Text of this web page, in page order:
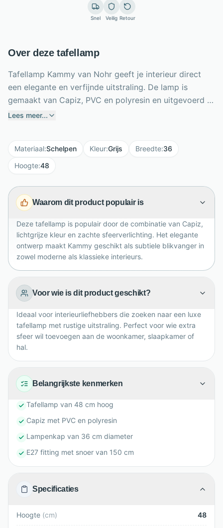
Snel Veilig Retour
Over deze tafellamp
Tafellamp Kammy van Nohr geeft je interieur direct
een elegante en verfijnde uitstraling. De lamp is
gemaakt van Capiz, PVC en polyresin en uitgevoerd in
een rustige lichtgrijze kleur. Met een hoogte van 48
ladekast. De kap verspreidt een zachte, uitnodigende
gloed die perfect past in de woon- of slaapkamer.
gewenste lichtbron. Het snoer van 150 cm maakt
plaatsen flexibel, terwijl de luxe materialen zorgen
Lees meer...
Materiaal:Schelpen Kleur:Grijs Breedte:36
Hoogte:48
Waarom dit product populair is
Deze tafellamp is populair door de combinatie van Capiz,
lichtgrijze kleur en zachte sfeerverlichting. Het elegante
ontwerp maakt Kammy geschikt als subtiele blikvanger in
zowel moderne als klassieke interieurs.
Voor wie is dit product geschikt?
Ideaal voor interieurliefhebbers die zoeken naar een luxe
tafellamp met rustige uitstraling. Perfect voor wie extra
sfeer wil toevoegen aan de woonkamer, slaapkamer of
hal.
Belangrijkste kenmerken
Tafellamp van 48 cm hoog
Capiz met PVC en polyresin
Lampenkap van 36 cm diameter
E27 fitting met snoer van 150 cm
Specificaties
Hoogte (cm) 48